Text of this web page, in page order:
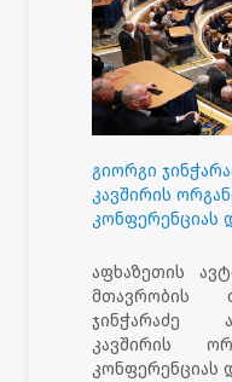
გიორგი
კავშირის
კონფერენციას
აფხაზეთის
მთავრობის
ჯინჭარაძე
კავშირის
კონფერენციას